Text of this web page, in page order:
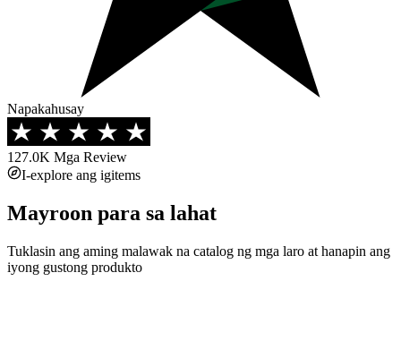
Napakahusay
127.0K Mga Review
I-explore ang igitems
Mayroon para sa lahat
Tuklasin ang aming malawak na catalog ng mga laro at hanapin ang
iyong gustong produkto